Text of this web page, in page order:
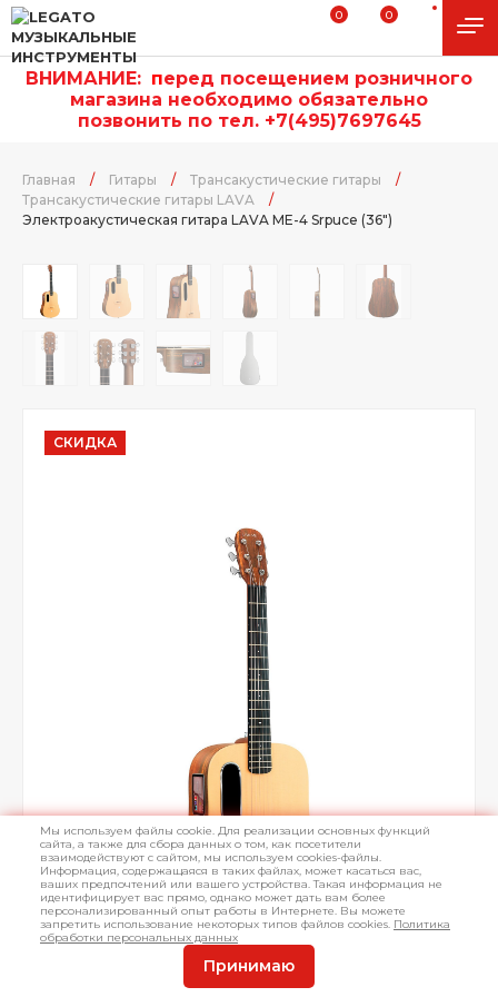
0 0
ВНИМАНИЕ: перед посещением розничного
магазина необходимо обязательно
позвонить по тел. +7(495)7697645
Главная / Гитары / Трансакустические гитары
/
Трансакустические гитары LAVA
/
Электроакустическая гитара LAVA ME-4 Srpuce (36")
СКИДКА
Мы используем файлы cookie. Для реализации основных функций
сайта, а также для сбора данных о том, как посетители
взаимодействуют с сайтом, мы используем cookies-файлы.
Информация, содержащаяся в таких файлах, может касаться вас,
ваших предпочтений или вашего устройства. Такая информация не
идентифицирует вас прямо, однако может дать вам более
персонализированный опыт работы в Интернете. Вы можете
запретить использование некоторых типов файлов cookies. Политика
обработки персональных данных
Принимаю